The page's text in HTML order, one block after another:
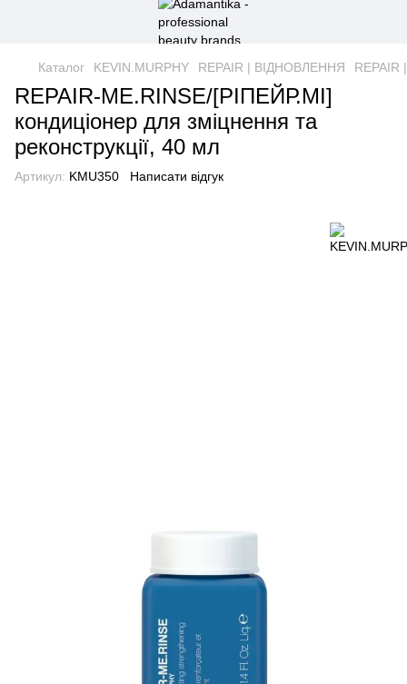
Каталог KEVIN.MURPHY REPAIR | ВІДНОВЛЕННЯ
REPAIR-ME.RINSE/[РІПЕЙР.МІ]
кондиціонер для зміцнення та
реконструкції, 40 мл
Артикул: KMU350 Написати відгук